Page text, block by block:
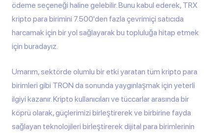
ödeme seçeneği haline gelebilir. Bunu kabul ederek, TRX
kripto para birimini 7.500'den fazla çevrimiçi satıcıda
harcamak için bir yol sağlayarak bu topluluğa hitap etmek
için buradayız.
Umarım, sektörde olumlu bir etki yaratan tüm kripto para
birimleri gibi TRON da sonunda yaygınlaşmak için yeterli
ilgiyi kazanır. Kripto kullanıcıları ve tüccarlar arasında bir
köprü olarak, güçlerimizi birleştirerek ve birbirine fayda
sağlayan teknolojileri birleştirerek dijital para birimlerinin